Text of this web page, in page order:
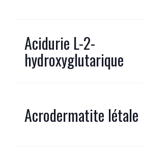
Acidurie L-2-
hydroxyglutarique
Acrodermatite létale